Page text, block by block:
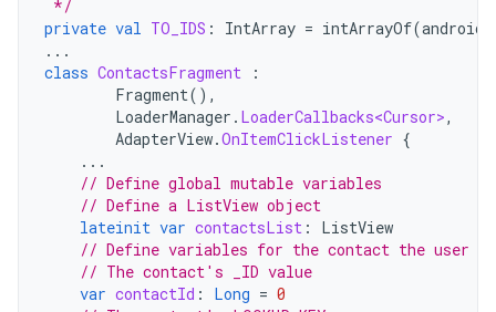
*/
private val TO_IDS : IntArray = intArrayOf(android
...
class ContactsFragment
:
Fragment(),
LoaderManager . LoaderCallbacks<Cursor>,
AdapterView.OnItemClickListener {
...
// Define global mutable variables
// Define a ListView object
lateinit var contactsList :
ListView
// Define variables for the contact the user
// The contact's _ID value
var contactId : Long = 0